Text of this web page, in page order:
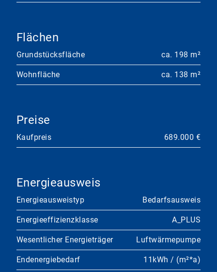
Flächen
Grundstücksfläche ca. 198 m²
Wohnfläche ca. 138 m²
Preise
Kaufpreis 689.000 €
Energieausweis
Energieausweistyp Bedarfsausweis
Energieeffizienzklasse A_PLUS
Wesentlicher Energieträger Luftwärmepumpe
Endenergiebedarf 11kWh / (m²*a)